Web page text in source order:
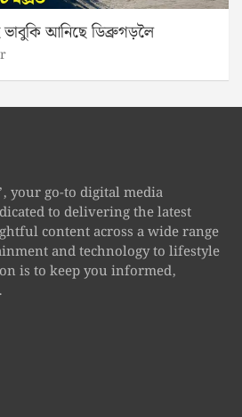
ভাবুকি আনিছে ডিব্ৰুগড়লৈ
your go-to digital media
to delivering the latest
content across a wide range
and technology to lifestyle
is to keep you informed,